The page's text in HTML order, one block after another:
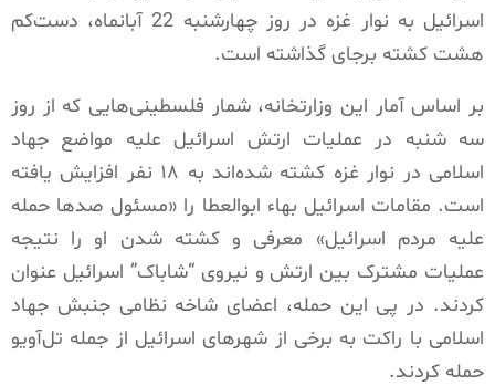
اسرائیل به نوار غزه در روز چهارشنبه 22 آبانماه، دست‌کم
هشت کشته برجای گذاشته است.
بر اساس آمار این وزارتخانه، شمار فلسطینی‌هایی که از روز
سه شنبه در عملیات ارتش اسرائیل علیه مواضع جهاد
اسلامی در نوار غزه کشته شده‌اند به ۱۸ نفر افزایش یافته
است. مقامات اسرائیل بهاء ابوالعطا را «مسئول صدها حمله
علیه مردم اسرائیل» معرفی و کشته شدن او را نتیجه
عملیات مشترک بین ارتش و نیروی “شاباک” اسرائیل عنوان
کردند. در پی این حمله، اعضای شاخه نظامی جنبش جهاد
اسلامی با راکت به برخی از شهرهای اسرائیل از جمله تل‌آویو
حمله کردند.